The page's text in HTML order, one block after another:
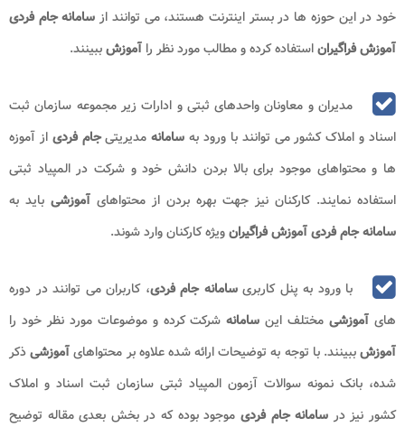
خود در این حوزه ها در بستر اینترنت هستند، می توانند ازسامانه جام فردی
آموزش فراگیراناستفاده کرده و مطالب مورد نظر را آموزشببینند.
مدیران و معاونان واحدهای ثبتی و ادارات زیر مجموعه سازمان ثبت
اسناد و املاک کشور می توانند با ورود به سامانه مدیریتیجام فردی از آموزه
ها و محتواهای موجود برای بالا بردن دانش خود و شرکت در المپیاد ثبتی
استفاده نمایند. کارکنان نیز جهت بهره بردن از محتواهای آموزشی باید به
سامانه جام فردی آموزش فراگیرانویژه کارکنان وارد شوند.
با ورود به پنل کاربریسامانه جام فردی، کاربران می توانند در دوره
های آموزشی مختلف این سامانه شرکت کرده و موضوعات مورد نظر خود را
آموزشببینند. با توجه به توضیحات ارائه شده علاوه بر محتواهایآموزشیذکر
شده، بانک نمونه سوالات آزمون المپیاد ثبتی سازمان ثبت اسناد و املاک
کشور نیز در سامانه جام فردی موجود بوده که در بخش بعدی مقاله توضیح